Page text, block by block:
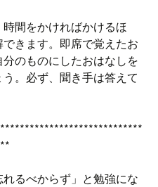
間をかければかけるほ
きます。即席で覚えたお
のものにしたおはなしを
。必ず、聞き手は答えて
るべからず」と勉強にな